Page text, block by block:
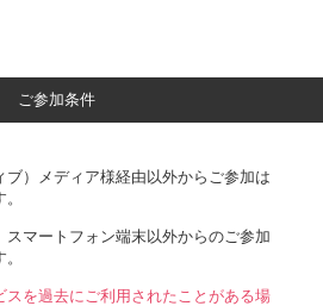
ご参加条件
ブ）メディア様経由以外からご参加は
スマートフォン端末以外からのご参加
スを過去にご利用されたことがある場